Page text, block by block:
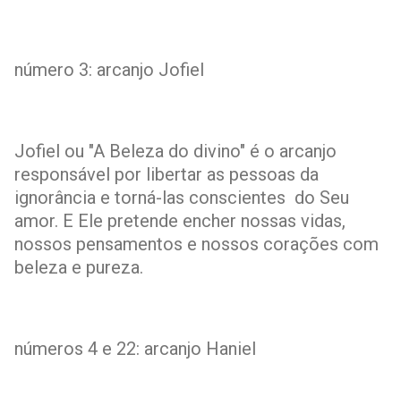
número 3: arcanjo Jofiel
Jofiel ou "A Beleza do divino" é o arcanjo
responsável por libertar as pessoas da
ignorância e torná-las conscientes do Seu
amor. E Ele pretende encher nossas vidas,
nossos pensamentos e nossos corações com
beleza e pureza.
números 4 e 22: arcanjo Haniel